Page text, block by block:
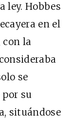
ley. Hobbes
en el
con la
se
su
situándose